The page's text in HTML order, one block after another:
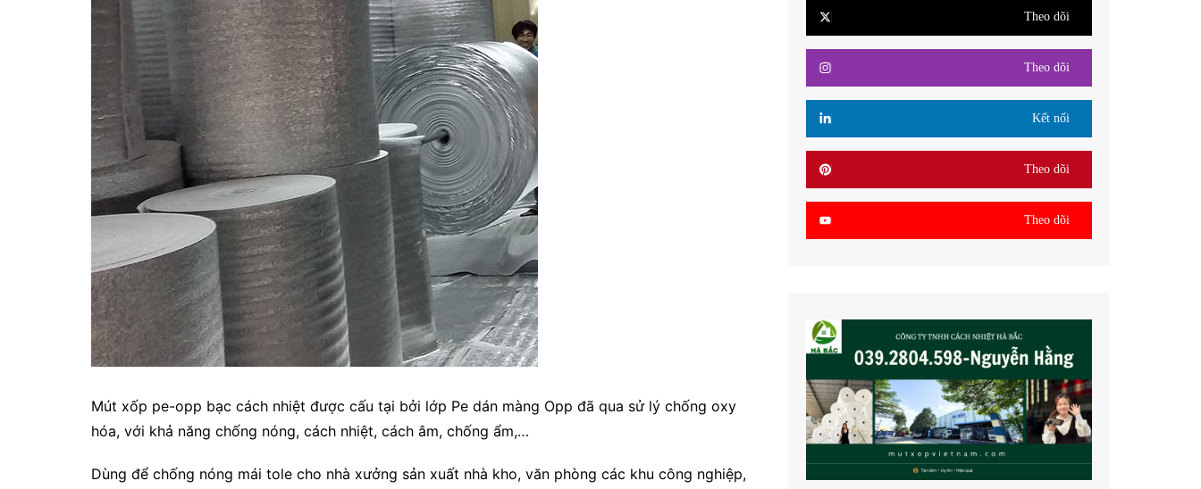
Mút xốp pe-opp bạc cách nhiệt được cấu tại bởi lớp Pe dán màng Opp đã qua sử lý chống oxy
hóa, với khả năng chống nóng, cách nhiệt, cách âm, chống ẩm,…
Dùng để chống nóng mái tole cho nhà xưởng sản xuất nhà kho, văn phòng các khu công nghiệp,
Theo dõi
Theo dõi
Kết nối
Theo dõi
Theo dõi